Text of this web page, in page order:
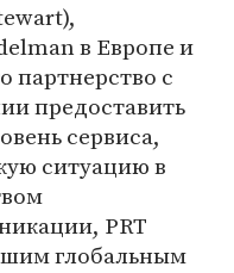
в Европе и
партнерство с
предоставить
сервиса,
ситуацию в
PRT
глобальным